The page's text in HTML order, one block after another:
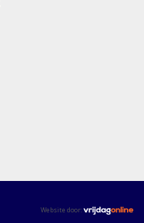
Website door: